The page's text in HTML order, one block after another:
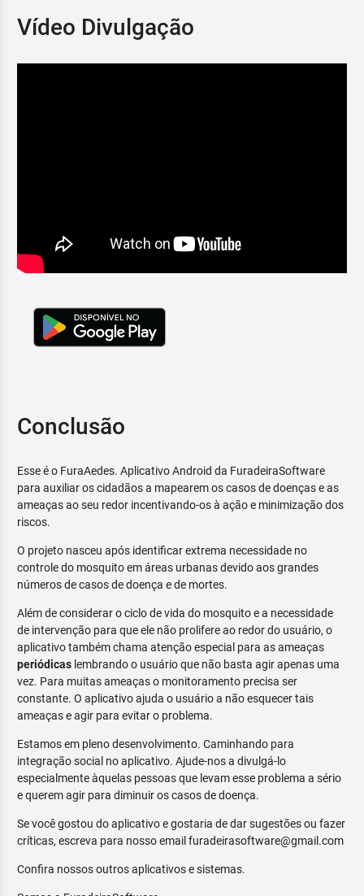
Vídeo Divulgação
Conclusão
Esse é o FuraAedes. Aplicativo Android da FuradeiraSoftware
para auxiliar os cidadãos a mapearem os casos de doenças e as
ameaças ao seu redor incentivando-os à ação e minimização dos
riscos.
O projeto nasceu após identificar extrema necessidade no
controle do mosquito em áreas urbanas devido aos grandes
números de casos de doença e de mortes.
Além de considerar o ciclo de vida do mosquito e a necessidade
de intervenção para que ele não prolifere ao redor do usuário, o
aplicativo também chama atenção especial para as ameaças
periódicas lembrando o usuário que não basta agir apenas uma
vez. Para muitas ameaças o monitoramento precisa ser
constante. O aplicativo ajuda o usuário a não esquecer tais
ameaças e agir para evitar o problema.
Estamos em pleno desenvolvimento. Caminhando para
integração social no aplicativo. Ajude-nos a divulgá-lo
especialmente àquelas pessoas que levam esse problema a sério
e querem agir para diminuir os casos de doença.
Se você gostou do aplicativo e gostaria de dar sugestões ou fazer
críticas, escreva para nosso email furadeirasoftware@gmail.com
Confira nossos outros aplicativos e sistemas.